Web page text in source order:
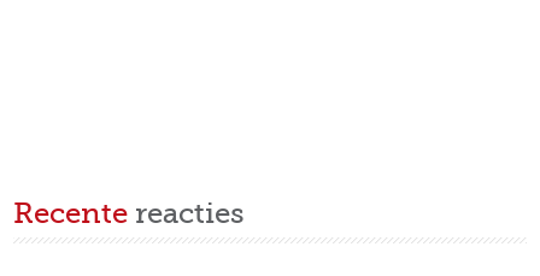
Recente reacties